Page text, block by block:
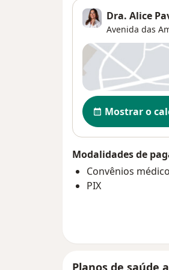
* O plano não
na região.
Além disso,
reembolso por
mesmo sem
Dra. Alice
Avenida das
Disponibilidade
Mostrar o
Modalidades de
Convênios
PIX
Planos de saúde